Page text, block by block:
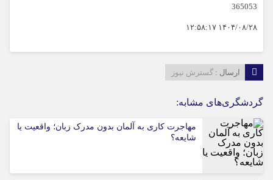
365053
۱۴۰۴/۰۸/۲۸ ۱۲:۵۸:۱۷
ارسال : گسترش نیوز
گردشگری‌های مشابه:
مهاجرت کاری به آلمان بدون مدرک زبان؛ واقعیت یا
شایعه؟